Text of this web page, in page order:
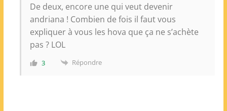
De deux, encore une qui veut devenir
andriana ! Combien de fois il faut vous
expliquer à vous les hova que ça ne s’achète
pas ? LOL
3 Répondre